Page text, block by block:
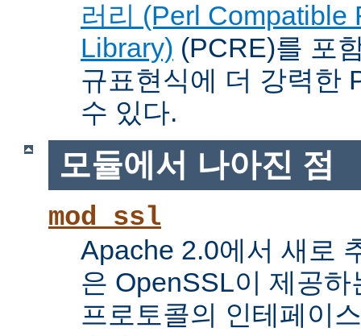
러리 (Perl Compatible
Library) (PCRE)를 포
규표현식에 더 강력한
수 있다.
모듈에서 나아진 점
mod_ssl
Apache 2.0에서 새로
은 OpenSSL이 제공
프로토콜의 인테페이